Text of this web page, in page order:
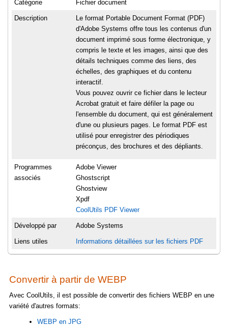
Catégorie Fichier document
Description
Le format Portable Document Format (PDF)
d'Adobe Systems offre tous les contenus d'un
document imprimé sous forme électronique, y
compris le texte et les images, ainsi que des
détails techniques comme des liens, des
échelles, des graphiques et du contenu
interactif.
Vous pouvez ouvrir ce fichier dans le lecteur
Acrobat gratuit et faire défiler la page ou
l'ensemble du document, qui est généralement
d'une ou plusieurs pages. Le format PDF est
utilisé pour enregistrer des périodiques
préconçus, des brochures et des dépliants.
Programmes
associés
Adobe Viewer
Ghostscript
Ghostview
Xpdf
CoolUtils PDF Viewer
Développé par Adobe Systems
Liens utiles Informations détaillées sur les fichiers PDF
Convertir à partir de WEBP
Avec CoolUtils, il est possible de convertir des fichiers WEBP en une
variété d'autres formats:
WEBP en JPG